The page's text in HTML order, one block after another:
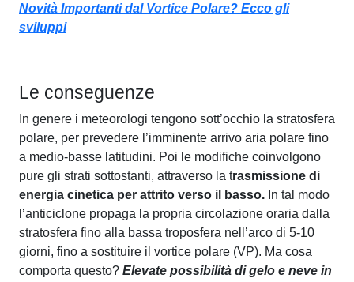
Novità Importanti dal Vortice Polare? Ecco gli
sviluppi
Le conseguenze
In genere i meteorologi tengono sott’occhio la stratosfera
polare, per prevedere l’imminente arrivo aria polare fino
a medio-basse latitudini. Poi le modifiche coinvolgono
pure gli strati sottostanti, attraverso la trasmissione di
energia cinetica per attrito verso il basso. In tal modo
l’anticiclone propaga la propria circolazione oraria dalla
stratosfera fino alla bassa troposfera nell’arco di 5-10
giorni, fino a sostituire il vortice polare (VP). Ma cosa
comporta questo? Elevate possibilità di gelo e neve in